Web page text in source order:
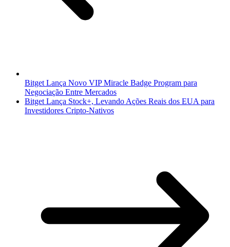
Bitget Lança Novo VIP Miracle Badge Program para
Negociação Entre Mercados
Bitget Lança Stock+, Levando Ações Reais dos EUA para
Investidores Cripto-Nativos